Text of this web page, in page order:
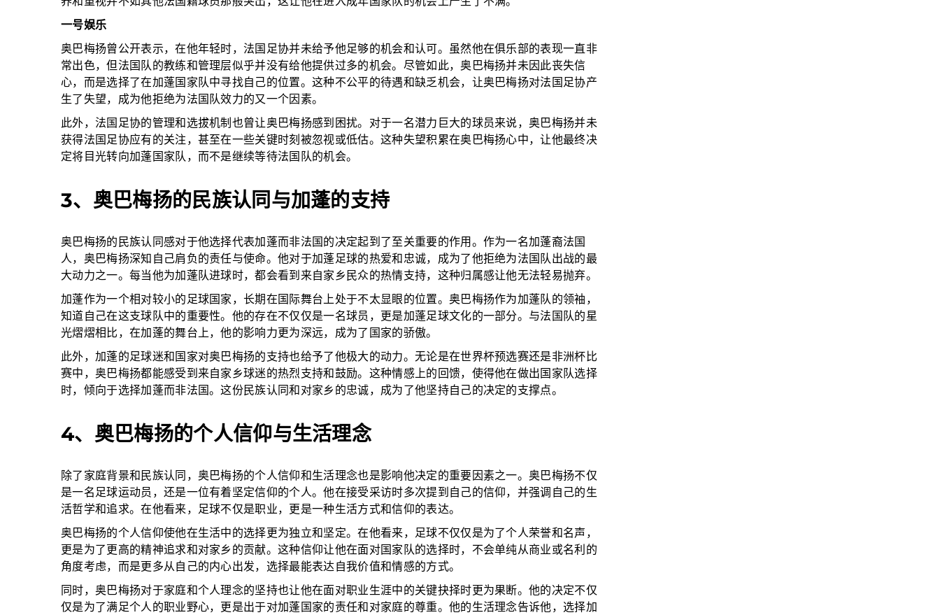
一号娱乐
奥巴梅扬曾公开表示，在他年轻时，法国足协并未给予他足够的机会和认可。虽然他在俱乐部的表现一直非
常出色，但法国队的教练和管理层似乎并没有给他提供过多的机会。尽管如此，奥巴梅扬并未因此丧失信
心，而是选择了在加蓬国家队中寻找自己的位置。这种不公平的待遇和缺乏机会，让奥巴梅扬对法国足协产
生了失望，成为他拒绝为法国队效力的又一个因素。
此外，法国足协的管理和选拔机制也曾让奥巴梅扬感到困扰。对于一名潜力巨大的球员来说，奥巴梅扬并未
获得法国足协应有的关注，甚至在一些关键时刻被忽视或低估。这种失望积累在奥巴梅扬心中，让他最终决
定将目光转向加蓬国家队，而不是继续等待法国队的机会。
3、奥巴梅扬的民族认同与加蓬的支持
奥巴梅扬的民族认同感对于他选择代表加蓬而非法国的决定起到了至关重要的作用。作为一名加蓬裔法国
人，奥巴梅扬深知自己肩负的责任与使命。他对于加蓬足球的热爱和忠诚，成为了他拒绝为法国队出战的最
大动力之一。每当他为加蓬队进球时，都会看到来自家乡民众的热情支持，这种归属感让他无法轻易抛弃。
加蓬作为一个相对较小的足球国家，长期在国际舞台上处于不太显眼的位置。奥巴梅扬作为加蓬队的领袖，
知道自己在这支球队中的重要性。他的存在不仅仅是一名球员，更是加蓬足球文化的一部分。与法国队的星
光熠熠相比，在加蓬的舞台上，他的影响力更为深远，成为了国家的骄傲。
此外，加蓬的足球迷和国家对奥巴梅扬的支持也给予了他极大的动力。无论是在世界杯预选赛还是非洲杯比
赛中，奥巴梅扬都能感受到来自家乡球迷的热烈支持和鼓励。这种情感上的回馈，使得他在做出国家队选择
时，倾向于选择加蓬而非法国。这份民族认同和对家乡的忠诚，成为了他坚持自己的决定的支撑点。
4、奥巴梅扬的个人信仰与生活理念
除了家庭背景和民族认同，奥巴梅扬的个人信仰和生活理念也是影响他决定的重要因素之一。奥巴梅扬不仅
是一名足球运动员，还是一位有着坚定信仰的个人。他在接受采访时多次提到自己的信仰，并强调自己的生
活哲学和追求。在他看来，足球不仅是职业，更是一种生活方式和信仰的表达。
奥巴梅扬的个人信仰使他在生活中的选择更为独立和坚定。在他看来，足球不仅仅是为了个人荣誉和名声，
更是为了更高的精神追求和对家乡的贡献。这种信仰让他在面对国家队的选择时，不会单纯从商业或名利的
角度考虑，而是更多从自己的内心出发，选择最能表达自我价值和情感的方式。
同时，奥巴梅扬对于家庭和个人理念的坚持也让他在面对职业生涯中的关键抉择时更为果断。他的决定不仅
仅是为了满足个人的职业野心，更是出于对加蓬国家的责任和对家庭的尊重。他的生活理念告诉他，选择加